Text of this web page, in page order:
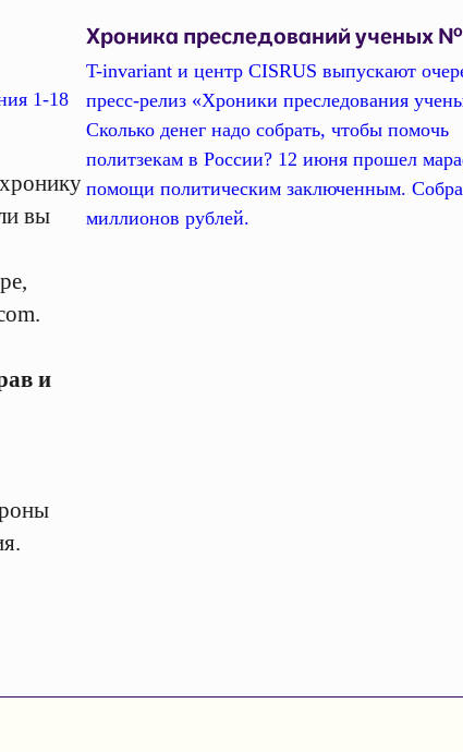
1-18
вы
.
и
Хроника преследований ученых №
T-invariant и центр CISRUS выпускают
пресс-релиз «Хроники преследования
Сколько денег надо собрать, чтобы помочь
политзекам в России? 12 июня прошел
помощи политическим заключенным.
миллионов рублей.